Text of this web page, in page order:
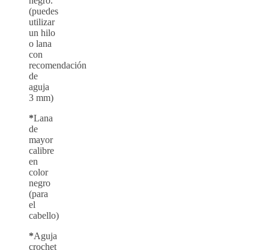
(puedes
utilizar
un hilo
o lana
con
recomendación
de
aguja
3 mm)
*Lana
de
mayor
calibre
en
color
negro
(para
el
cabello)
*Aguja
crochet